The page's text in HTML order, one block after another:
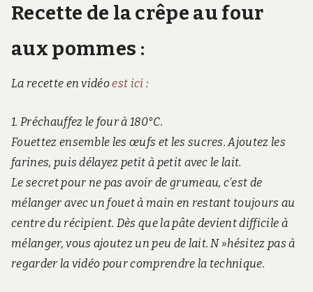
Recette de la crêpe au four
aux pommes :
La recette en vidéoest ici :
1. Préchauffez le four à 180°C.
Fouettez ensemble les œufs et les sucres. Ajoutez les
farines, puis délayez petit à petit avec le lait.
Le secret pour ne pas avoir de grumeau, c’est de
mélanger avec un fouet à main en restant toujours au
centre du récipient. Dès que la pâte devient difficile à
mélanger, vous ajoutez un peu de lait. N »hésitez pas à
regarder la vidéo pour comprendre la technique.